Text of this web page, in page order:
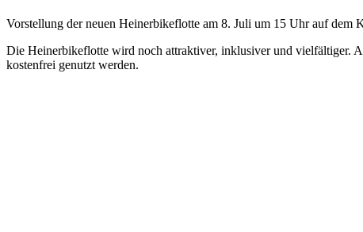
Vorstellung der neuen Heinerbikeflotte am 8. Juli um 15 Uhr auf dem
Die Heinerbikeflotte wird noch attraktiver, inklusiver und vielfältiger.
kostenfrei genutzt werden.